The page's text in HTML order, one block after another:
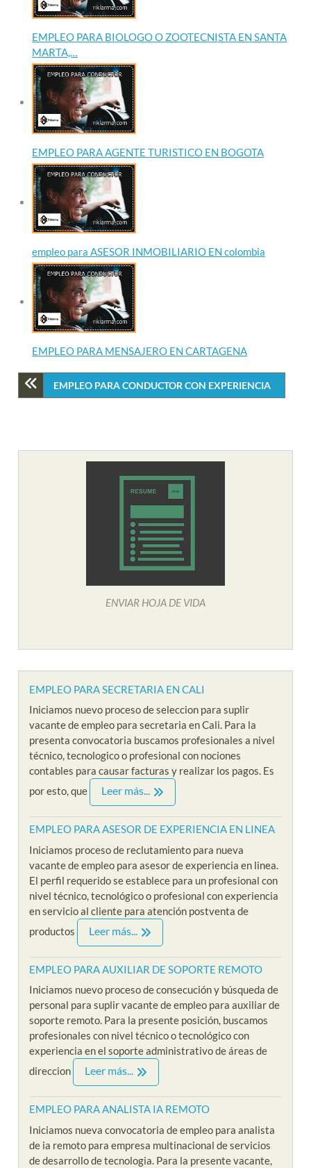
EMPLEO PARA BIOLOGO O ZOOTECNISTA EN SANTA
MARTA,…
EMPLEO PARA AGENTE TURISTICO EN BOGOTA
empleo para ASESOR INMOBILIARIO EN colombia
EMPLEO PARA MENSAJERO EN CARTAGENA
EMPLEO PARA CONDUCTOR CON EXPERIENCIA
ENVIAR HOJA DE VIDA
EMPLEO PARA SECRETARIA EN CALI
Iniciamos nuevo proceso de seleccion para suplir
vacante de empleo para secretaria en Cali. Para la
presenta convocatoria buscamos profesionales a nivel
técnico, tecnologico o profesional con nociones
contables para causar facturas y realizar los pagos. Es
por esto, que
Leer más...
EMPLEO PARA ASESOR DE EXPERIENCIA EN LINEA
Iniciamos proceso de reclutamiento para nueva
vacante de empleo para asesor de experiencia en linea.
El perfil requerido se establece para un profesional con
nivel técnico, tecnológico o profesional con experiencia
en servicio al cliente para atención postventa de
productos
Leer más...
EMPLEO PARA AUXILIAR DE SOPORTE REMOTO
Iniciamos nuevo proceso de consecución y búsqueda de
personal para suplir vacante de empleo para auxiliar de
soporte remoto. Para la presente posición, buscamos
profesionales con nivel técnico o tecnológico con
experiencia en el soporte administrativo de áreas de
direccion
Leer más...
EMPLEO PARA ANALISTA IA REMOTO
Iniciamos nueva convocatoria de empleo para analista
de ia remoto para empresa multinacional de servicios
de desarrollo de tecnologia. Para la presente vacante,